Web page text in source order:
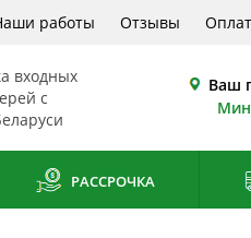
работы Отзывы
входных
с
Ваш
РАССРОЧКА